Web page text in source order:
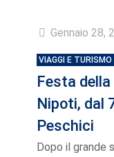
Gennaio 28,
VIAGGI E TURISMO
Festa
Nipoti, dal
Peschici
Dopo il grande